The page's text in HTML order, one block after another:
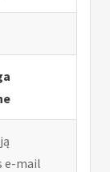
e-mail